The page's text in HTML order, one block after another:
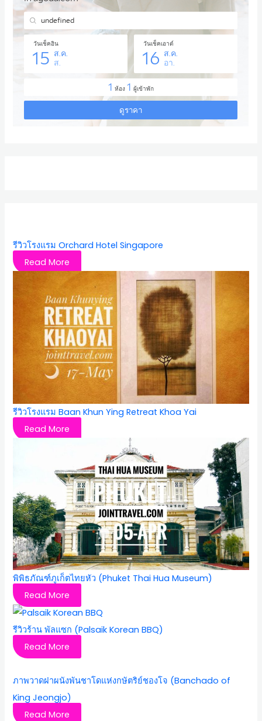
รีวิวโรงแรม Orchard Hotel Singapore
Read More
รีวิวโรงแรม Baan Khun Ying Retreat Khoa Yai
Read More
พิพิธภัณฑ์ภูเก็ตไทยหัว (Phuket Thai Hua Museum)
Read More
รีวิวร้าน พัลแซก (Palsaik Korean BBQ)
Read More
ภาพวาดฝาผนังพันชาโดแห่งกษัตริย์ชองโจ (Banchado of
King Jeongjo)
Read More